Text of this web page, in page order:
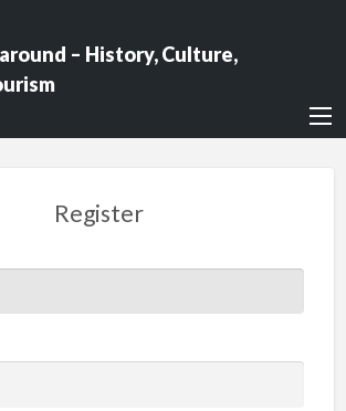
– History, Culture,
Register